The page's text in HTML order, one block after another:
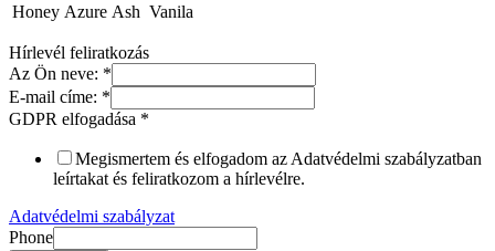
Honey Azure Ash Vanila
Hírlevél feliratkozás
Az Ön neve: *
E-mail címe: *
GDPR elfogadása *
Megismertem és elfogadom az Adatvédelmi szabályzatban
leírtakat és feliratkozom a hírlevélre.
Adatvédelmi szabályzat
Phone